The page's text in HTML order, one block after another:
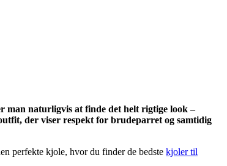
man naturligvis at finde det helt rigtige look –
der viser respekt for brudeparret og samtidig
perfekte kjole, hvor du finder de bedste kjoler til